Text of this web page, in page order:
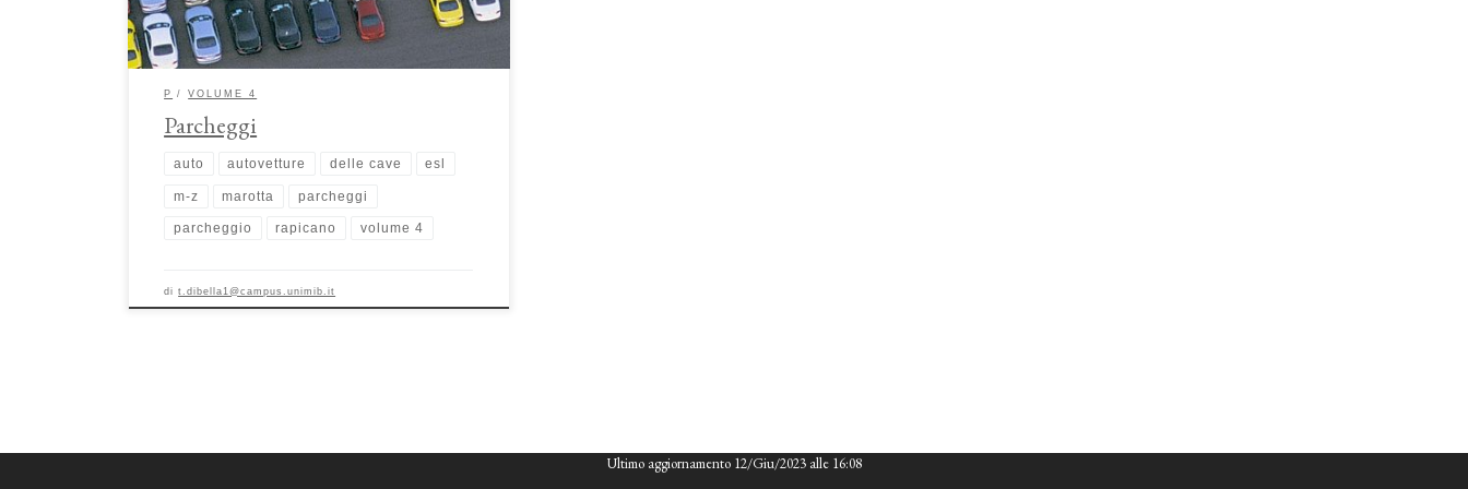
sociale […]
P VOLUME 4
Parcheggi
auto autovetture delle cave esl
m-z marotta parcheggi
parcheggio rapicano volume 4
dit.dibella1@campus.unimib.it
Ultimo aggiornamento 12/Giu/2023 alle 16:08